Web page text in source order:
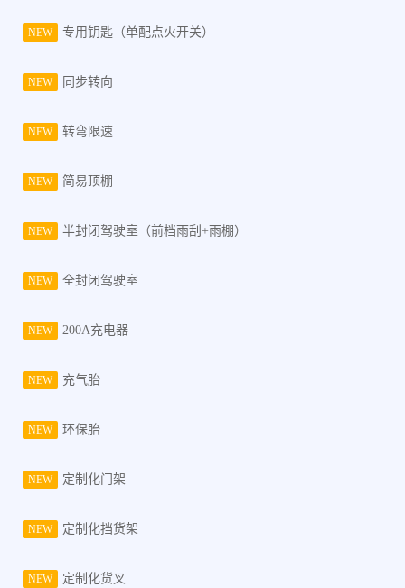
NEW 专用钥匙（单配点火开关）
NEW 同步转向
NEW 转弯限速
NEW 简易顶棚
NEW 半封闭驾驶室（前档雨刮+雨棚）
NEW 全封闭驾驶室
NEW 200A充电器
NEW 充气胎
NEW 环保胎
NEW 定制化门架
NEW 定制化挡货架
NEW 定制化货叉